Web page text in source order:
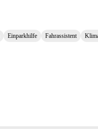
Einparkhilfe Fahrassistent